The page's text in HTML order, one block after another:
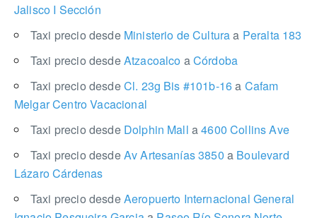
Jalisco I Sección
Taxi precio desde Ministerio de Culturaa Peralta 183
Taxi precio desdeAtzacoalco aCórdoba
Taxi precio desdeCl. 23g Bis #101b-16a Cafam
Melgar Centro Vacacional
Taxi precio desde Dolphin Mall a4600 Collins Ave
Taxi precio desdeAv Artesanías 3850 a Boulevard
Lázaro Cárdenas
Taxi precio desdeAeropuerto Internacional General